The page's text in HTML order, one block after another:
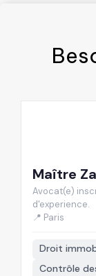
Maître
Avocat(e)
d'experience.
📍 Paris
Droit
Contrôle